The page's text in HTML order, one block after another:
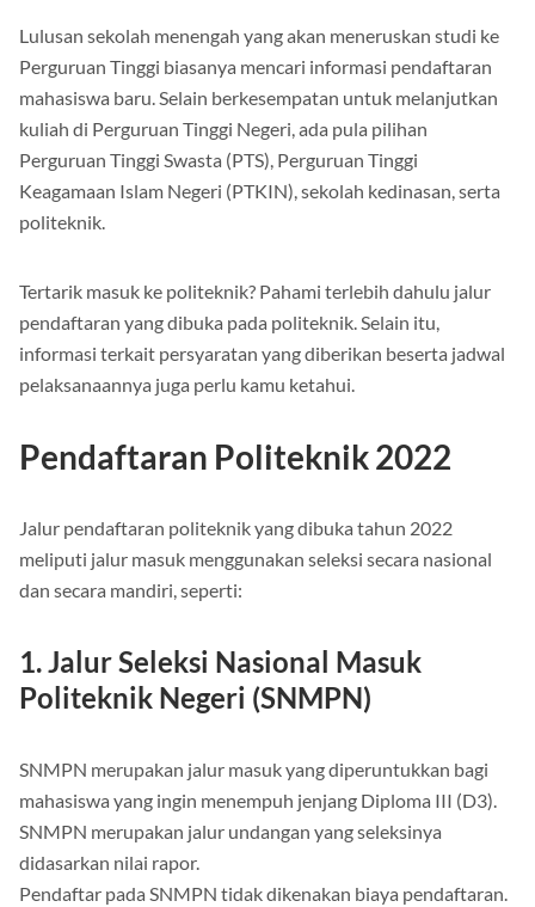
Lulusan sekolah menengah yang akan meneruskan studi ke
Perguruan Tinggi biasanya mencari informasi pendaftaran
mahasiswa baru. Selain berkesempatan untuk melanjutkan
kuliah di Perguruan Tinggi Negeri, ada pula pilihan
Perguruan Tinggi Swasta (PTS), Perguruan Tinggi
Keagamaan Islam Negeri (PTKIN), sekolah kedinasan, serta
politeknik.
Tertarik masuk ke politeknik? Pahami terlebih dahulu jalur
pendaftaran yang dibuka pada politeknik. Selain itu,
informasi terkait persyaratan yang diberikan beserta jadwal
pelaksanaannya juga perlu kamu ketahui.
Pendaftaran Politeknik 2022
Jalur pendaftaran politeknik yang dibuka tahun 2022
meliputi jalur masuk menggunakan seleksi secara nasional
dan secara mandiri, seperti:
1. Jalur Seleksi Nasional Masuk
Politeknik Negeri (SNMPN)
SNMPN merupakan jalur masuk yang diperuntukkan bagi
mahasiswa yang ingin menempuh jenjang Diploma III (D3).
SNMPN merupakan jalur undangan yang seleksinya
didasarkan nilai rapor.
Pendaftar pada SNMPN tidak dikenakan biaya pendaftaran.